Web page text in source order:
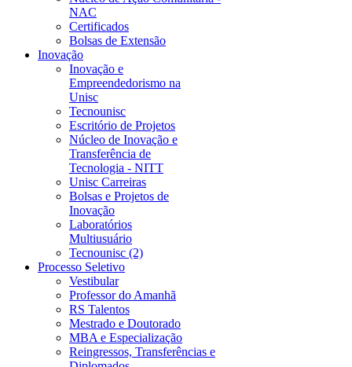
NAC
Certificados
Bolsas de Extensão
Inovação
Inovação e
Empreendedorismo na
Unisc
Tecnounisc
Escritório de Projetos
Núcleo de Inovação e
Transferência de
Tecnologia - NITT
Unisc Carreiras
Bolsas e Projetos de
Inovação
Laboratórios
Multiusuário
Tecnounisc (2)
Processo Seletivo
Vestibular
Professor do Amanhã
RS Talentos
Mestrado e Doutorado
MBA e Especialização
Reingressos, Transferências e